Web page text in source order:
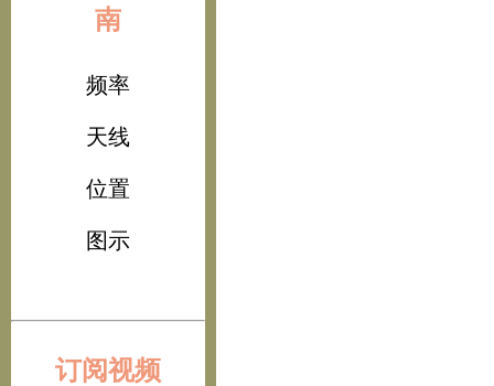
南
频率
天线
位置
图示
订阅视频